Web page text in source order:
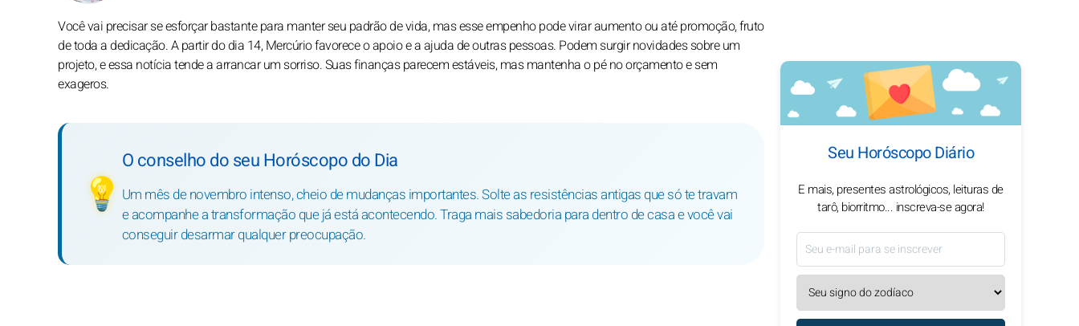
Você vai precisar se esforçar bastante para manter seu padrão de vida, mas esse empenho pode virar aumento ou até promoção, fruto
de toda a dedicação. A partir do dia 14, Mercúrio favorece o apoio e a ajuda de outras pessoas. Podem surgir novidades sobre um
projeto, e essa notícia tende a arrancar um sorriso. Suas finanças parecem estáveis, mas mantenha o pé no orçamento e sem
exageros.
💡
O conselho do seu Horóscopo do Dia
Um mês de novembro intenso, cheio de mudanças importantes. Solte as resistências antigas que só te travam
e acompanhe a transformação que já está acontecendo. Traga mais sabedoria para dentro de casa e você vai
conseguir desarmar qualquer preocupação.
Seu Horóscopo Diário
E mais, presentes astrológicos, leituras de
tarô, biorritmo... inscreva-se agora!